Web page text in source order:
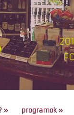
» programok»